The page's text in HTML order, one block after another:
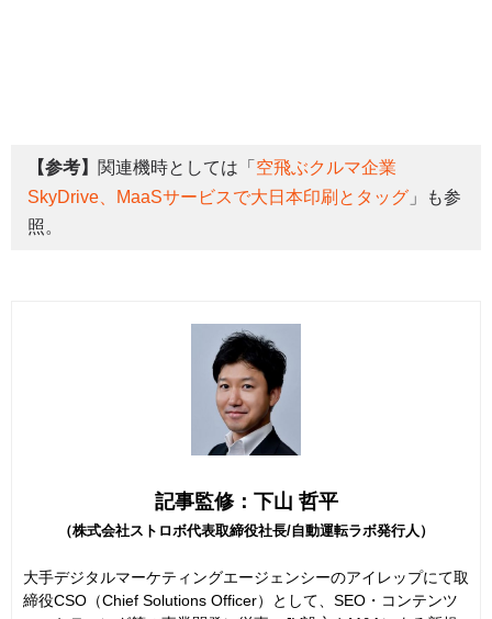
【参考】 関連機時としては「 空飛ぶクルマ企業
SkyDrive、MaaSサービスで大日本印刷とタッグ 」も参
照。
記事監修：下山 哲平
（株式会社ストロボ代表取締役社長/自動運転ラボ発行人）
大手デジタルマーケティングエージェンシーのアイレップにて取
締役CSO（Chief Solutions Officer）として、SEO・コンテンツ